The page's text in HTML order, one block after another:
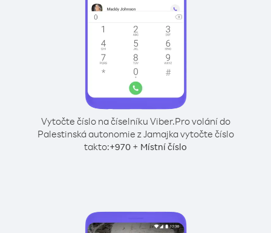
Vytočte číslo na číselníku Viber.Pro volání do
Palestinská autonomie z Jamajka vytočte číslo
takto:+970 + Místní číslo